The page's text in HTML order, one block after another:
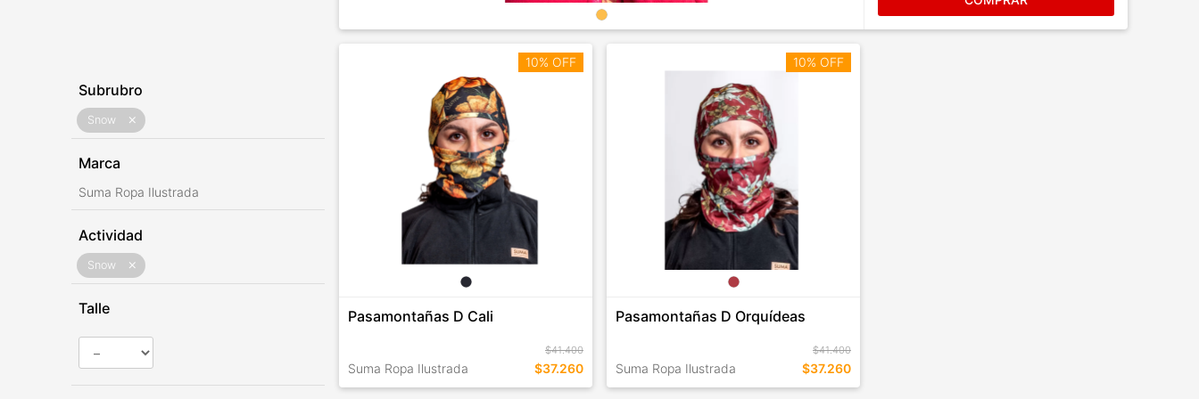
Subrubro
Snow close
Marca
Suma Ropa Ilustrada
Actividad
Snow close
Talle
10% OFF
Pasamontañas D Cali
Suma Ropa Ilustrada $37.260
$41.400
10% OFF
Pasamontañas D Orquídeas
Suma Ropa Ilustrada $37.260
$41.400